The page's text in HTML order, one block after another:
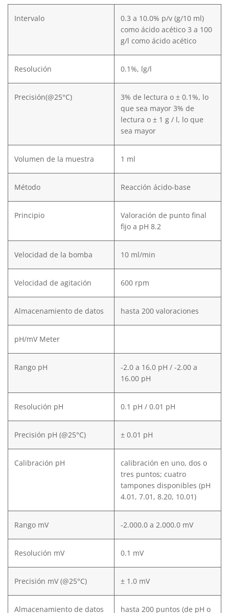
Intervalo
0.3 a 10.0% p/v (g/10 ml)
como ácido acético 3 a 100
g/l como ácido acético
Resolución 0.1%, lg/l
Precisión(@25°C)
3% de lectura o ± 0.1%, lo
que sea mayor 3% de
lectura o ± 1 g / l, lo que
sea mayor
Volumen de la muestra 1 ml
Método Reacción ácido-base
Principio
Valoración de punto final
fijo a pH 8.2
Velocidad de la bomba 10 ml/min
Velocidad de agitación 600 rpm
Almacenamiento de datos hasta 200 valoraciones
pH/mV Meter
Rango pH
-2.0 a 16.0 pH / -2.00 a
16.00 pH
Resolución pH 0.1 pH / 0.01 pH
Precisión pH (@25°C) ± 0.01 pH
Calibración pH
calibración en uno, dos o
tres puntos; cuatro
tampones disponibles (pH
4.01, 7.01, 8.20, 10.01)
Rango mV -2.000.0 a 2.000.0 mV
Resolución mV 0.1 mV
Precisión mV (@25°C) ± 1.0 mV
Almacenamiento de datos hasta 200 puntos (de pH o